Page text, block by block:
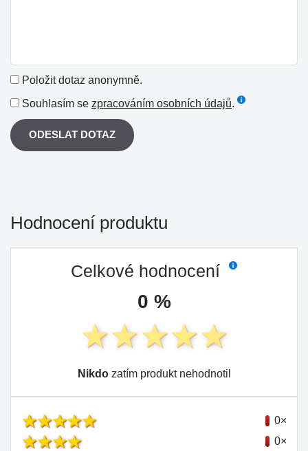
Položit dotaz anonymně.
Souhlasím se zpracováním osobních údajů.
ODESLAT DOTAZ
Hodnocení produktu
Celkové hodnocení
0 %
Nikdozatím produkt nehodnotil
0×
0×